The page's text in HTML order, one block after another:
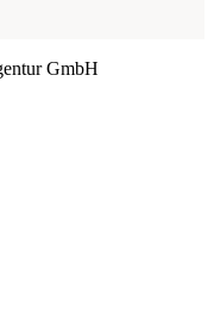
GmbH